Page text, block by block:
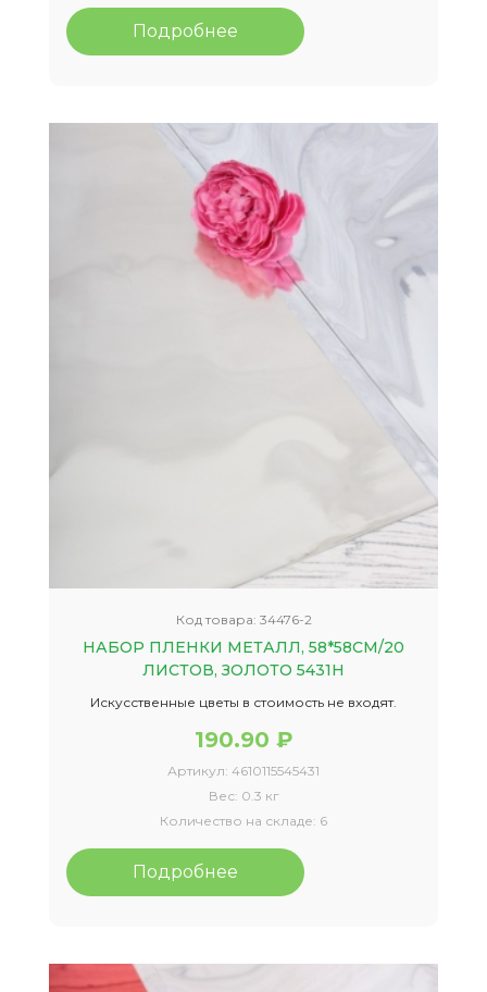
Подробнее
Код товара: 34476-2
НАБОР ПЛЕНКИ МЕТАЛЛ, 58*58СМ/20
ЛИСТОВ, ЗОЛОТО 5431Н
Искусственные цветы в стоимость не входят.
190.90 ₽
Артикул: 4610115545431
Вес: 0.3 кг
Количество на складе: 6
Подробнее